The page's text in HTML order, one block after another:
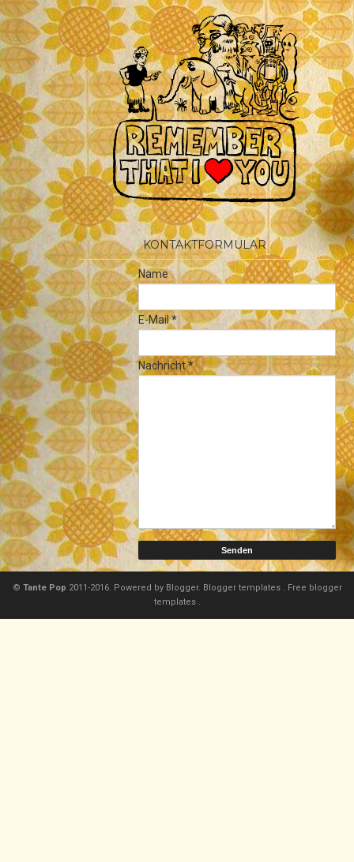
KONTAKTFORMULAR
Name
E-Mail*
Nachricht*
© Tante Pop 2011-2016. Powered by Blogger. Blogger templates . Free blogger
templates .